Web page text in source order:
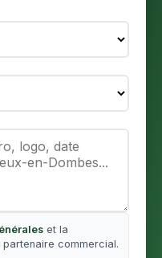
et la
partenaire commercial.